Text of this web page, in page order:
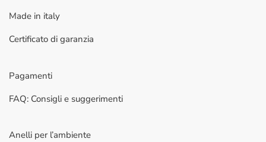
Made in italy
Certificato di garanzia
Pagamenti
FAQ: Consigli e suggerimenti
Anelli per l’ambiente